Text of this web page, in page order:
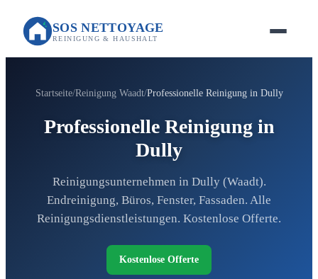
SOS NETTOYAGE
REINIGUNG & HAUSHALT
Startseite Reinigung Waadt Professionelle Reinigung in Dully
Professionelle Reinigung in
Dully
Reinigungsunternehmen in Dully (Waadt).
Endreinigung, Büros, Fenster, Fassaden. Alle
Reinigungsdienstleistungen. Kostenlose Offerte.
Kostenlose Offerte